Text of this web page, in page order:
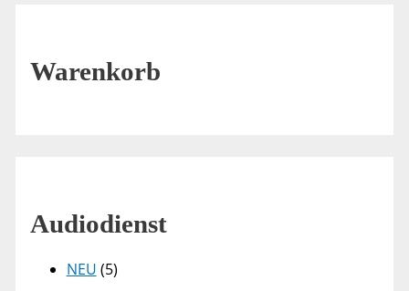
Warenkorb
Audiodienst
NEU (5)